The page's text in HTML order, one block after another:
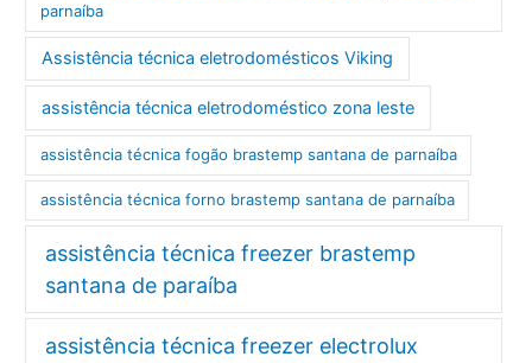
parnaíba
Assistência técnica eletrodomésticos Viking
assistência técnica eletrodoméstico zona leste
assistência técnica fogão brastemp santana de parnaíba
assistência técnica forno brastemp santana de parnaíba
assistência técnica freezer brastemp
santana de paraíba
assistência técnica freezer electrolux